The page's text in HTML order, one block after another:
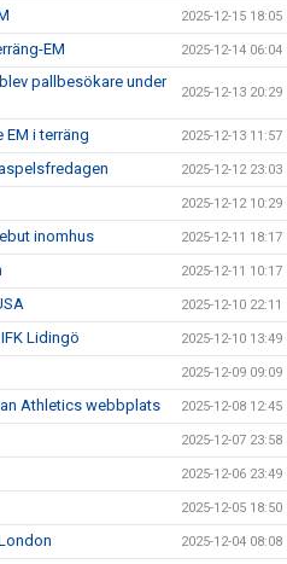
2025-12-15 18:05
EM 2025-12-14 06:04
pallbesökare under
2025-12-13 20:29
i terräng 2025-12-13 11:57
2025-12-12 23:03
2025-12-12 10:29
inomhus 2025-12-11 18:17
2025-12-11 10:17
2025-12-10 22:11
Lidingö 2025-12-10 13:49
2025-12-09 09:09
Athletics webbplats 2025-12-08 12:45
2025-12-07 23:58
2025-12-06 23:49
2025-12-05 18:50
2025-12-04 08:08